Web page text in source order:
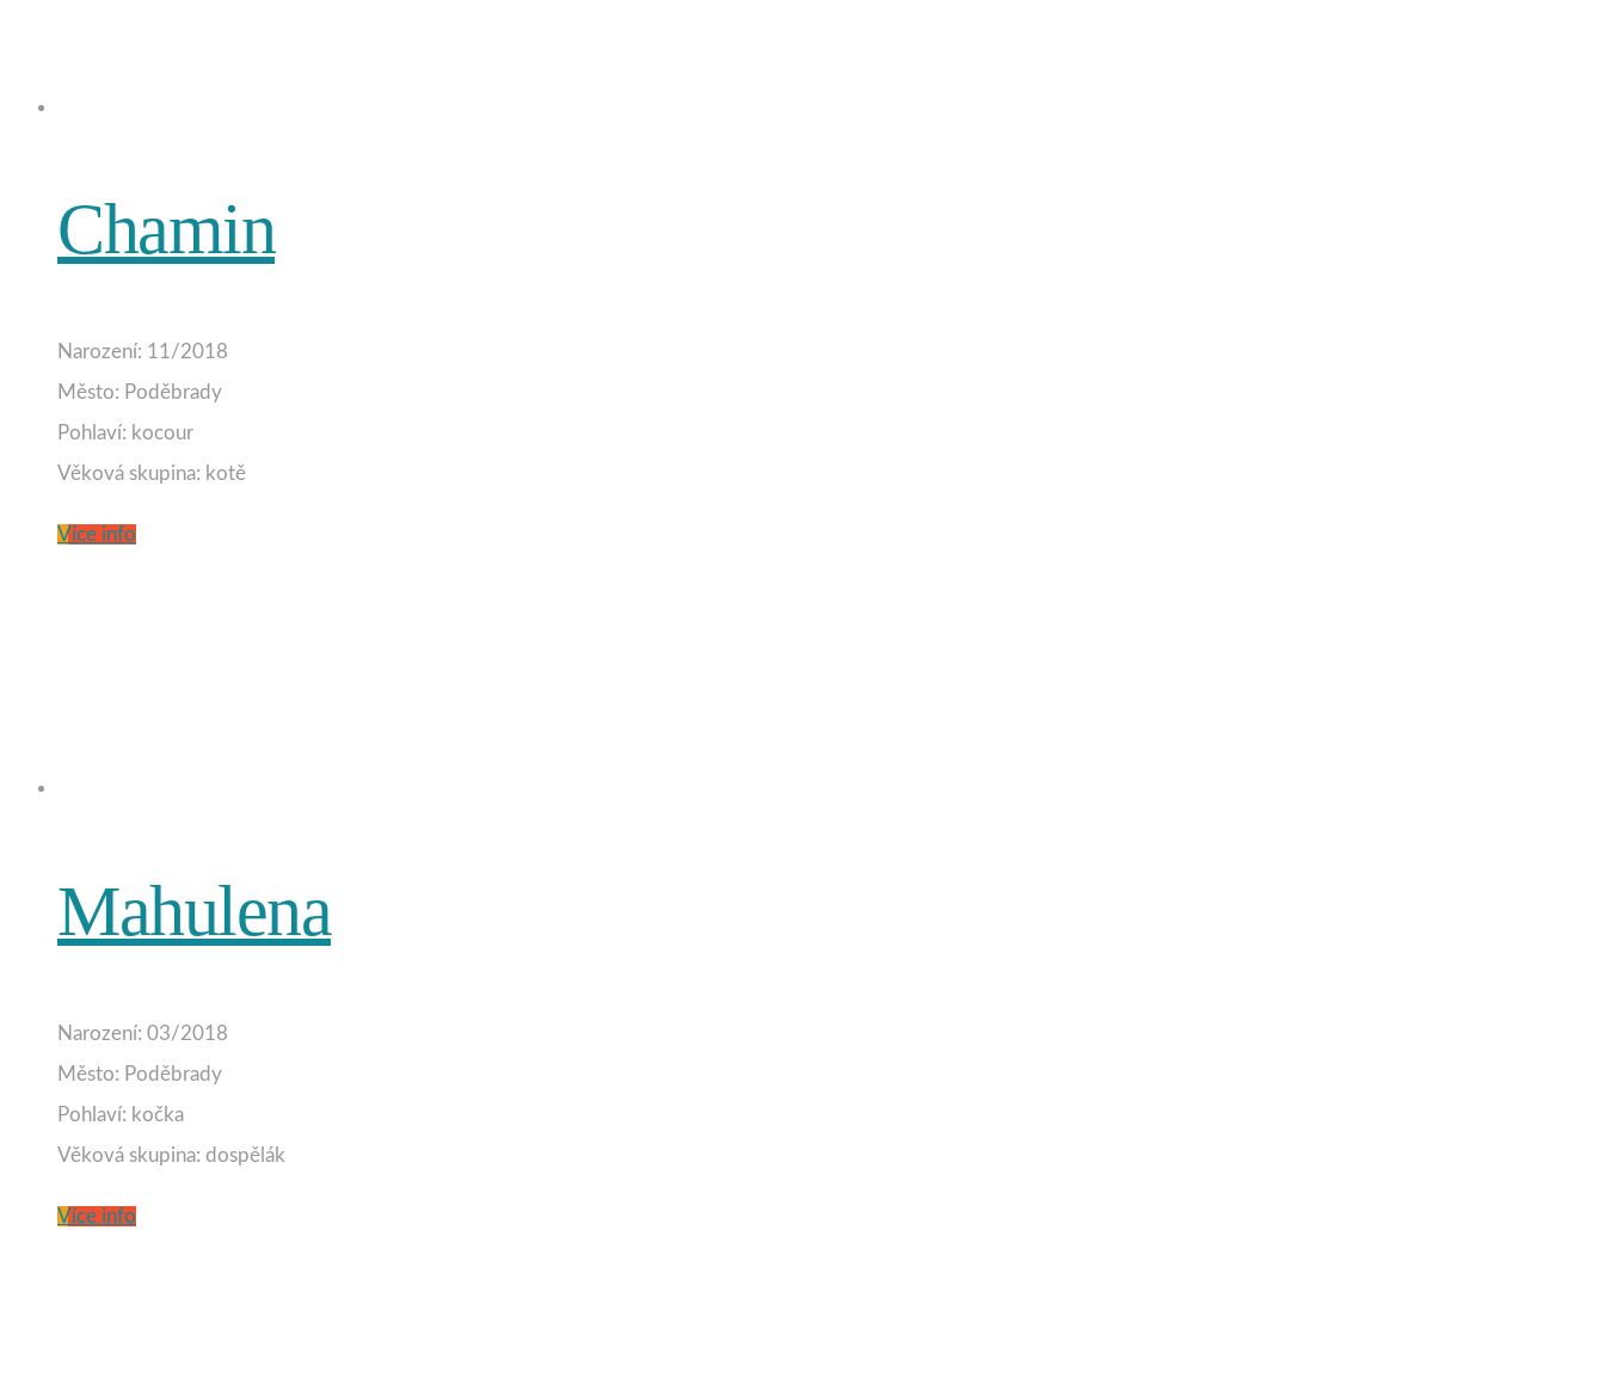
Chamin
Narození: 11/2018
Město: Poděbrady
Pohlaví: kocour
Věková skupina: kotě
Více info
Mahulena
Narození: 03/2018
Město: Poděbrady
Pohlaví: kočka
Věková skupina: dospělák
Více info